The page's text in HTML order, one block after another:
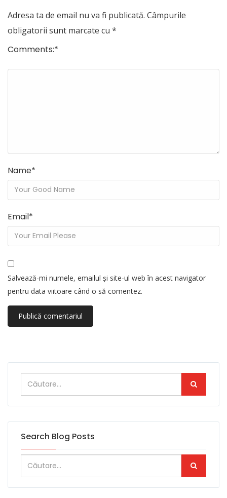
Adresa ta de email nu va fi publicată. Câmpurile
obligatorii sunt marcate cu *
Comments:*
Name*
Email*
Salvează-mi numele, emailul și site-ul web în acest navigator
pentru data viitoare când o să comentez.
Search Blog Posts